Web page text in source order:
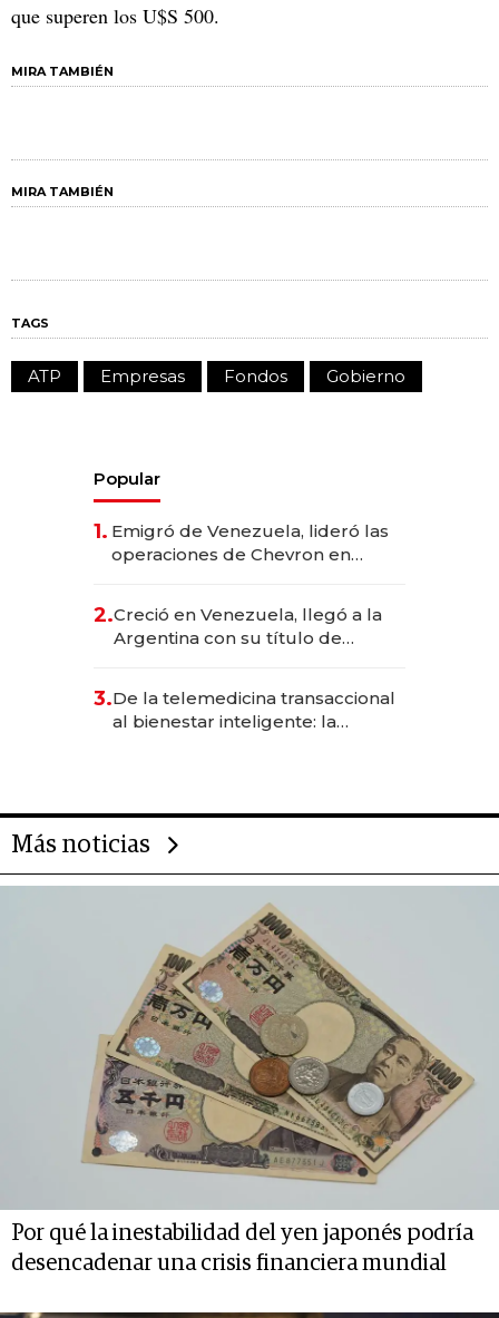
que superen los U$S 500.
MIRA TAMBIÉN
MIRA TAMBIÉN
TAGS
ATP Empresas Fondos Gobierno
Popular
1. Emigró de Venezuela, lideró las
operaciones de Chevron en
2.Creció en Venezuela, llegó a la
Argentina con su título de
las marcas "fast premium"
3.De la telemedicina transaccional
al bienestar inteligente: la
Más noticias
Por qué la inestabilidad del yen japonés podría
desencadenar una crisis financiera mundial